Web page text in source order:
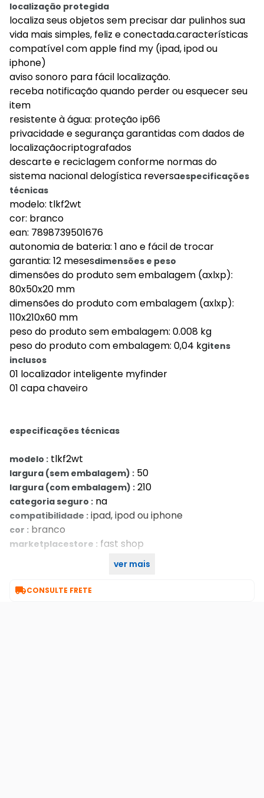
localização protegida
localiza seus objetos sem precisar dar pulinhos sua
vida mais simples, feliz e conectada.características
compatível com apple find my (ipad, ipod ou
iphone)
aviso sonoro para fácil localização.
receba notificação quando perder ou esquecer seu
item
resistente à água: proteção ip66
privacidade e segurança garantidas com dados de
localizaçãocriptografados
descarte e reciclagem conforme normas do
sistema nacional delogística reversaespecificações
técnicas
modelo: tlkf2wt
cor: branco
ean: 7898739501676
autonomia de bateria: 1 ano e fácil de trocar
garantia: 12 mesesdimensões e peso
dimensões do produto sem embalagem (axlxp):
80x50x20 mm
dimensões do produto com embalagem (axlxp):
110x210x60 mm
peso do produto sem embalagem: 0.008 kg
peso do produto com embalagem: 0,04 kgitens
inclusos
01 localizador inteligente myfinder
01 capa chaveiro
especificações técnicas
modelo : tlkf2wt
largura (sem embalagem) : 50
largura (com embalagem) : 210
categoria seguro : na
compatibilidade : ipad, ipod ou iphone
cor : branco
marketplacestore : fast shop
ver mais
CONSULTE FRETE